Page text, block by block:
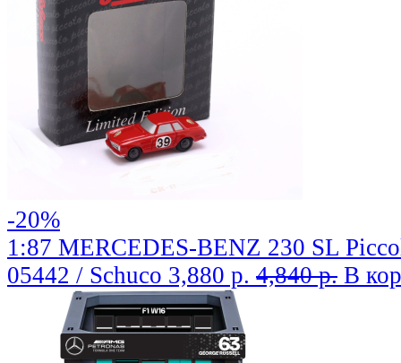
-20%
1:87 MERCEDES-BENZ 230 SL
05442 / Schuco 3,880 р. 4,840 р. В